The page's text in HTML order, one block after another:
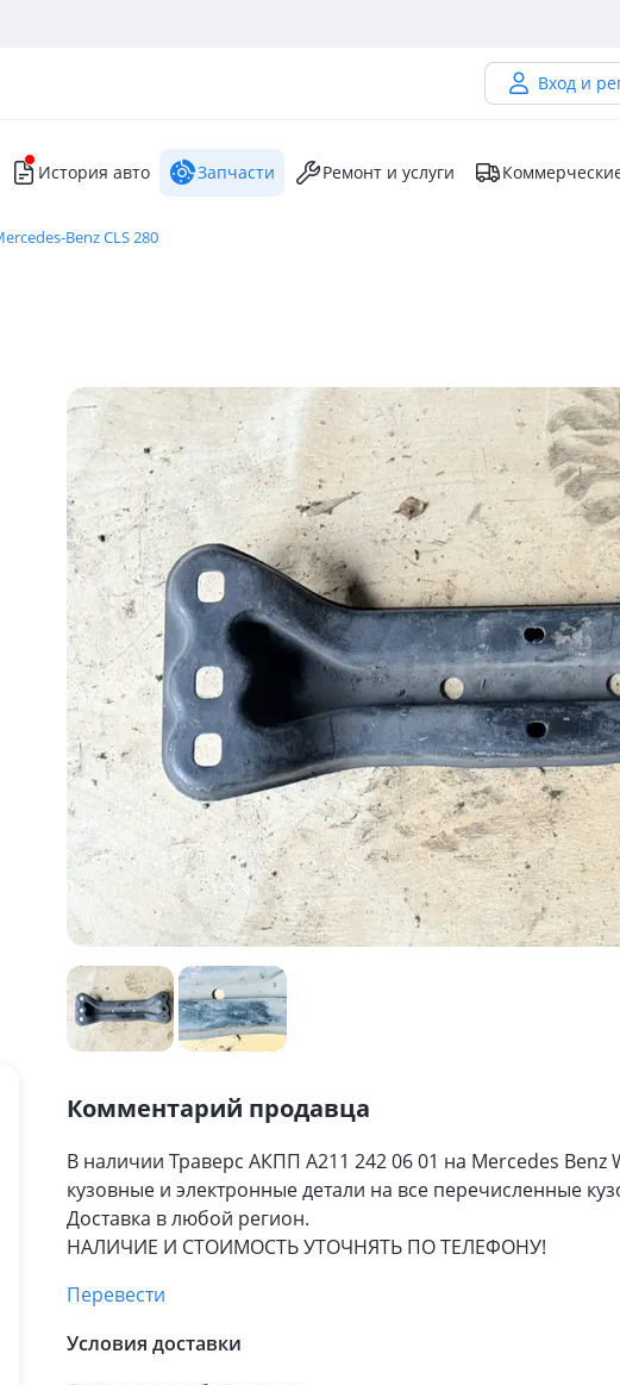
Вход и
История авто Запчасти Ремонт и услуги
Benz CLS 280
Комментарий продавца
В наличии Траверс АКПП A211 242 06 01 на Mercedes Benz
кузовные и электронные детали на все перечисленные
Доставка в любой регион.
НАЛИЧИЕ И СТОИМОСТЬ УТОЧНЯТЬ ПО ТЕЛЕФОНУ!
Перевести
Условия доставки